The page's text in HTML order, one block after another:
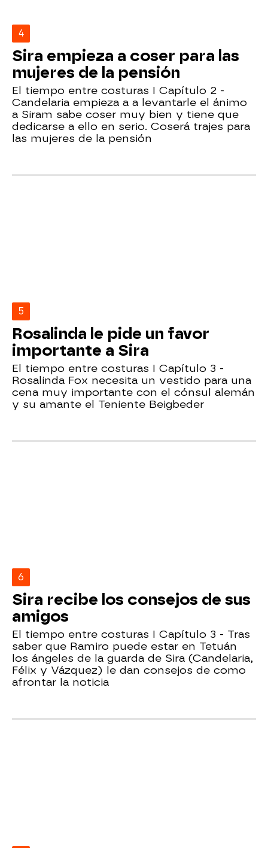
4
Sira empieza a coser para las
mujeres de la pensión
El tiempo entre costuras I Capítulo 2 -
Candelaria empieza a a levantarle el ánimo
a Siram sabe coser muy bien y tiene que
dedicarse a ello en serio. Coserá trajes para
las mujeres de la pensión
5
Rosalinda le pide un favor
importante a Sira
El tiempo entre costuras I Capítulo 3 -
Rosalinda Fox necesita un vestido para una
cena muy importante con el cónsul alemán
y su amante el Teniente Beigbeder
6
Sira recibe los consejos de sus
amigos
El tiempo entre costuras I Capítulo 3 - Tras
saber que Ramiro puede estar en Tetuán
los ángeles de la guarda de Sira (Candelaria,
Félix y Vázquez) le dan consejos de como
afrontar la noticia